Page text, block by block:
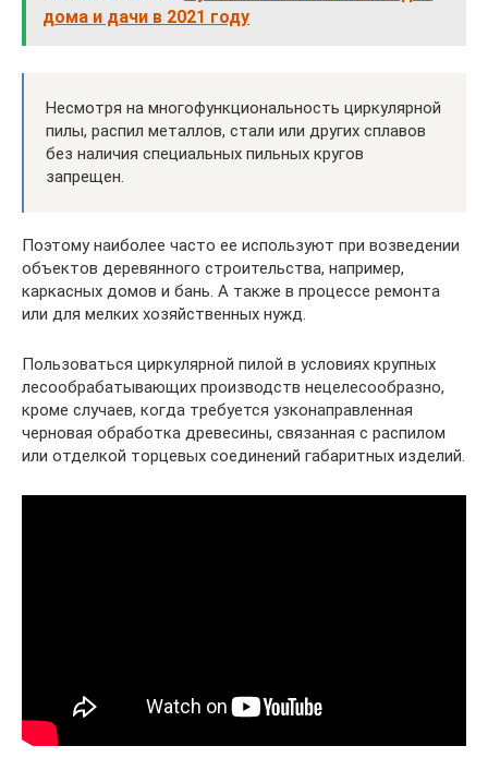
дома и дачи в 2021 году
Несмотря на многофункциональность циркулярной
пилы, распил металлов, стали или других сплавов
без наличия специальных пильных кругов
запрещен.
Поэтому наиболее часто ее используют при возведении
объектов деревянного строительства, например,
каркасных домов и бань. А также в процессе ремонта
или для мелких хозяйственных нужд.
Пользоваться циркулярной пилой в условиях крупных
лесообрабатывающих производств нецелесообразно,
кроме случаев, когда требуется узконаправленная
черновая обработка древесины, связанная с распилом
или отделкой торцевых соединений габаритных изделий.